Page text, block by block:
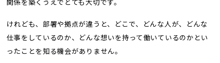
関係を築くうえでとても大切です。
けれども、部署や拠点が違うと、どこで、どんな人が、どんな
仕事をしているのか、どんな想いを持って働いているのかとい
ったことを知る機会がありません。